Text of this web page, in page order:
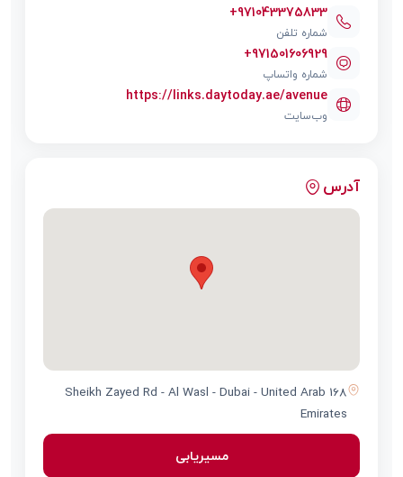
+971043375833
شماره تلفن
+971501606929
شماره واتساپ
https://links.daytoday.ae/avenue
وب‌سایت
آدرس
168 Sheikh Zayed Rd - Al Wasl - Dubai - United Arab
Emirates
مسیریابی